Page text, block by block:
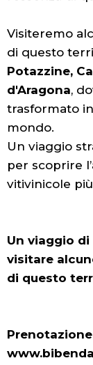
Visiteremo
di questo
Potazzine,
d'Aragona,
trasformato
mondo.
Un viaggio
per scoprire
vitivinicole
Un viaggio
visitare
di questo